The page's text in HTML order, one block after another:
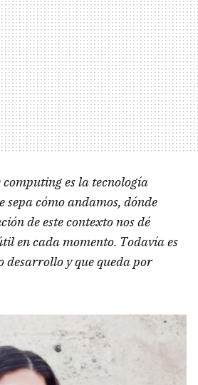
es la tecnología
cómo andamos, dónde
de este contexto nos dé
en cada momento. Todavía es
desarrollo y que queda por